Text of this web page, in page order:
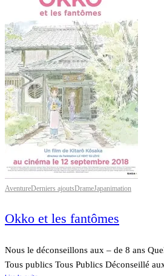
AventureDerniers ajoutsDrameJapanimation
Okko et les fantômes
Nous le déconseillons aux – de 8 ans
Tous publics Tous Publics Déconseillé